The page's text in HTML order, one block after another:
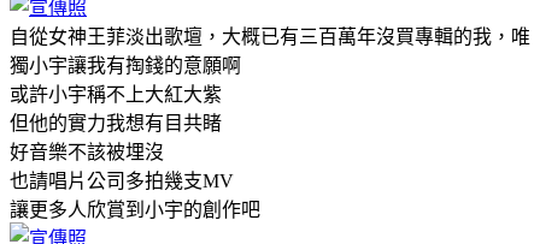
自從女神王菲淡出歌壇，大概已有三百萬年沒買專輯的我，唯
獨小宇讓我有掏錢的意願啊
或許小宇稱不上大紅大紫
但他的實力我想有目共睹
好音樂不該被埋沒
也請唱片公司多拍幾支MV
讓更多人欣賞到小宇的創作吧